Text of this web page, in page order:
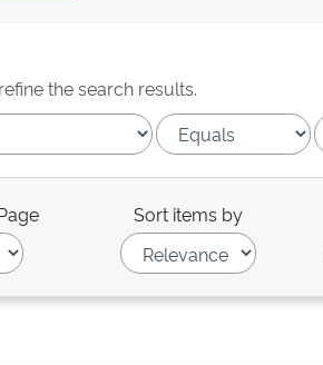
the search results.
Sort items by